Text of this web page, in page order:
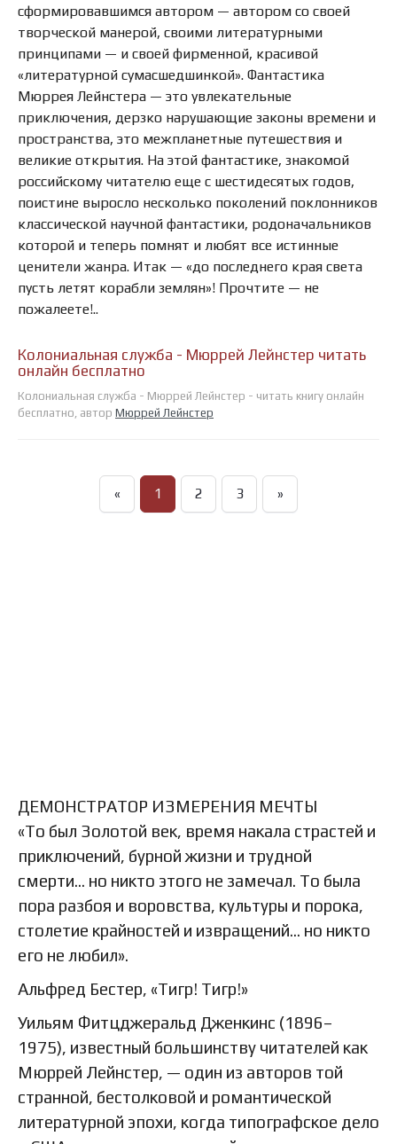
сформировавшимся автором — автором со своей
творческой манерой, своими литературными
принципами — и своей фирменной, красивой
«литературной сумасшедшинкой». Фантастика
Мюррея Лейнстера — это увлекательные
приключения, дерзко нарушающие законы времени и
пространства, это межпланетные путешествия и
великие открытия. На этой фантастике, знакомой
российскому читателю еще с шестидесятых годов,
поистине выросло несколько поколений поклонников
классической научной фантастики, родоначальников
которой и теперь помнят и любят все истинные
ценители жанра. Итак — «до последнего края света
пусть летят корабли землян»! Прочтите — не
пожалеете!..
Колониальная служба - Мюррей Лейнстер читать
онлайн бесплатно
Колониальная служба - Мюррей Лейнстер - читать книгу онлайн
бесплатно, автор Мюррей Лейнстер
« 1 2 3 »
ДЕМОНСТРАТОР ИЗМЕРЕНИЯ МЕЧТЫ
«То был Золотой век, время накала страстей и
приключений, бурной жизни и трудной
смерти… но никто этого не замечал. То была
пора разбоя и воровства, культуры и порока,
столетие крайностей и извращений… но никто
его не любил».
Альфред Бестер, «Тигр! Тигр!»
Уильям Фитцджеральд Дженкинс (1896–
1975), известный большинству читателей как
Мюррей Лейнстер, — один из авторов той
странной, бестолковой и романтической
литературной эпохи, когда типографское дело